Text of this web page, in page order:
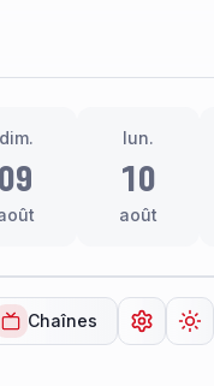
dim.
09
lun.
10
août
Chaînes Ouvrir